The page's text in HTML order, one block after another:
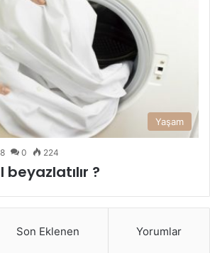
Yaşam
0 224
beyazlatılır ?
Son Eklenen Yorumlar